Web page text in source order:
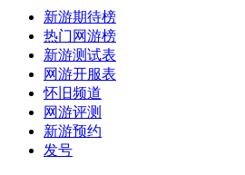
新游期待榜
热门网游榜
新游测试表
网游开服表
怀旧频道
网游评测
新游预约
发号